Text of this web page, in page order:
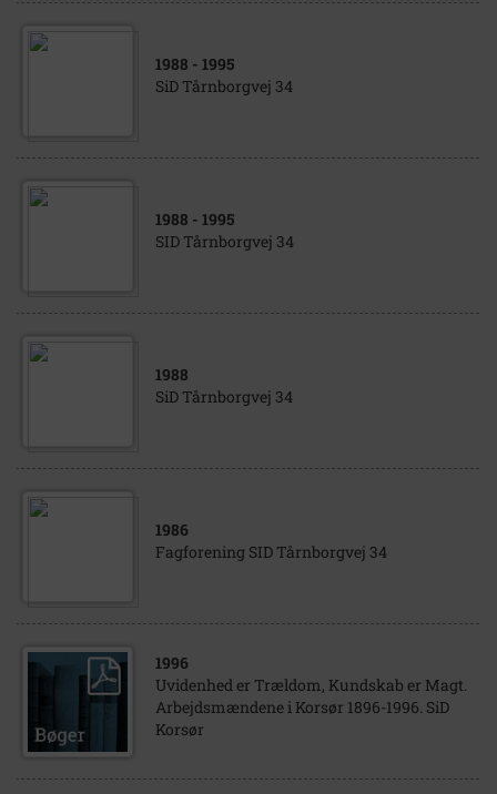
1988 - 1995
SiD Tårnborgvej 34
1988 - 1995
SID Tårnborgvej 34
1988
SiD Tårnborgvej 34
1986
Fagforening SID Tårnborgvej 34
1996
Uvidenhed er Trældom, Kundskab er Magt.
Arbejdsmændene i Korsør 1896-1996. SiD
Korsør